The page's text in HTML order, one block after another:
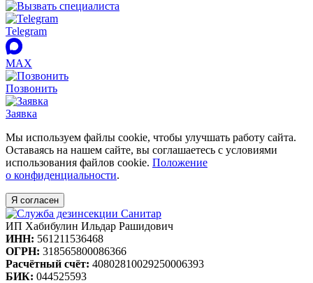
Telegram
MAX
Позвонить
Заявка
Мы используем файлы cookie, чтобы улучшать работу сайта.
Оставаясь на нашем сайте, вы соглашаетесь с условиями
использования файлов cookie. Положение
о конфиденциальности.
Я согласен
ИП Хабибулин Ильдар Рашидович
ИНН: 561211536468
ОГРН: 318565800086366
Расчётный счёт: 40802810029250006393
БИК: 044525593